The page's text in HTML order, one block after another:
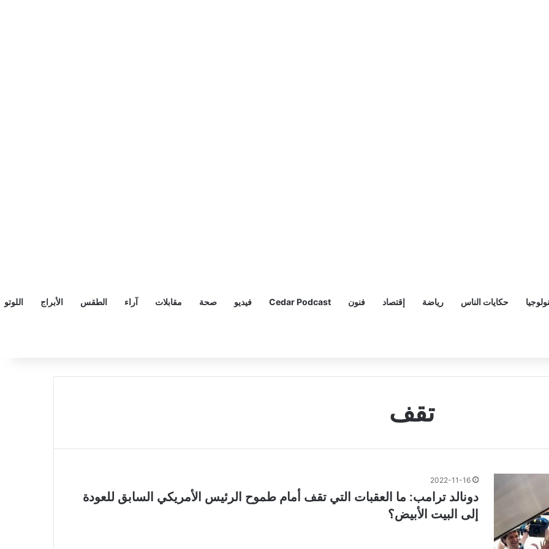
حكايات الناس رياضة إقتصاد فنون Cedar Podcast فيديو صحة مقابلات آراء الطقس الأبراج اللوتو
تقف
2022-11-16
دونالد ترامب: ما العقبات التي تقف أمام طموح الرئيس الأمريكي السابق للعودة
إلى البيت الأبيض؟